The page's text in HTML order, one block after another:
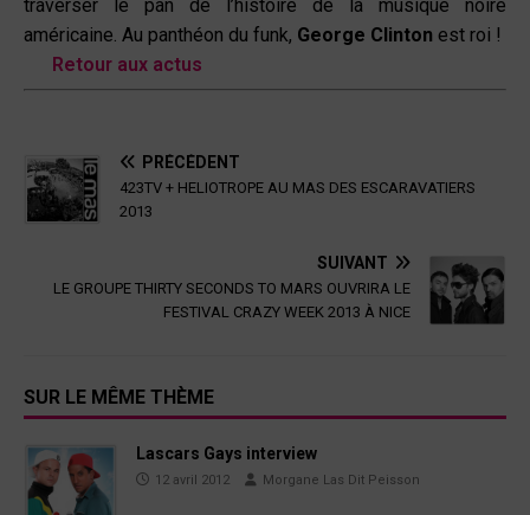
traverser le pan de l’histoire de la musique noire
américaine. Au panthéon du funk, George Clinton est roi !
Retour aux actus
PRÉCÉDENT
423TV + HELIOTROPE AU MAS DES ESCARAVATIERS
2013
SUIVANT
LE GROUPE THIRTY SECONDS TO MARS OUVRIRA LE
FESTIVAL CRAZY WEEK 2013 À NICE
SUR LE MÊME THÈME
Lascars Gays interview
12 avril 2012 Morgane Las Dit Peisson